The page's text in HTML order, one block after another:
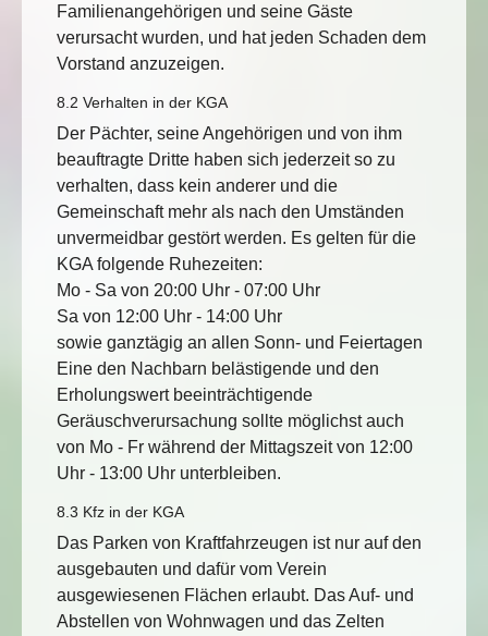
Familienangehörigen und seine Gäste
verursacht wurden, und hat jeden Schaden dem
Vorstand anzuzeigen.
8.2 Verhalten in der KGA
Der Pächter, seine Angehörigen und von ihm
beauftragte Dritte haben sich jederzeit so zu
verhalten, dass kein anderer und die
Gemeinschaft mehr als nach den Umständen
unvermeidbar gestört werden. Es gelten für die
KGA folgende Ruhezeiten:
Mo - Sa von 20:00 Uhr - 07:00 Uhr
Sa von 12:00 Uhr - 14:00 Uhr
sowie ganztägig an allen Sonn- und Feiertagen
Eine den Nachbarn belästigende und den
Erholungswert beeinträchtigende
Geräuschverursachung sollte möglichst auch
von Mo - Fr während der Mittagszeit von 12:00
Uhr - 13:00 Uhr unterbleiben.
8.3 Kfz in der KGA
Das Parken von Kraftfahrzeugen ist nur auf den
ausgebauten und dafür vom Verein
ausgewiesenen Flächen erlaubt. Das Auf- und
Abstellen von Wohnwagen und das Zelten